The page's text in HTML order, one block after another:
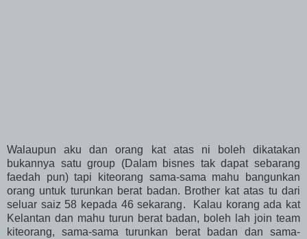
Walaupun aku dan orang kat atas ni boleh dikatakan
bukannya satu group (Dalam bisnes tak dapat sebarang
faedah pun) tapi kiteorang sama-sama mahu bangunkan
orang untuk turunkan berat badan. Brother kat atas tu dari
seluar saiz 58 kepada 46 sekarang. Kalau korang ada kat
Kelantan dan mahu turun berat badan, boleh lah join team
kiteorang, sama-sama turunkan berat badan dan sama-